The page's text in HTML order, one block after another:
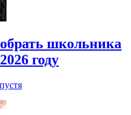
школьника
году